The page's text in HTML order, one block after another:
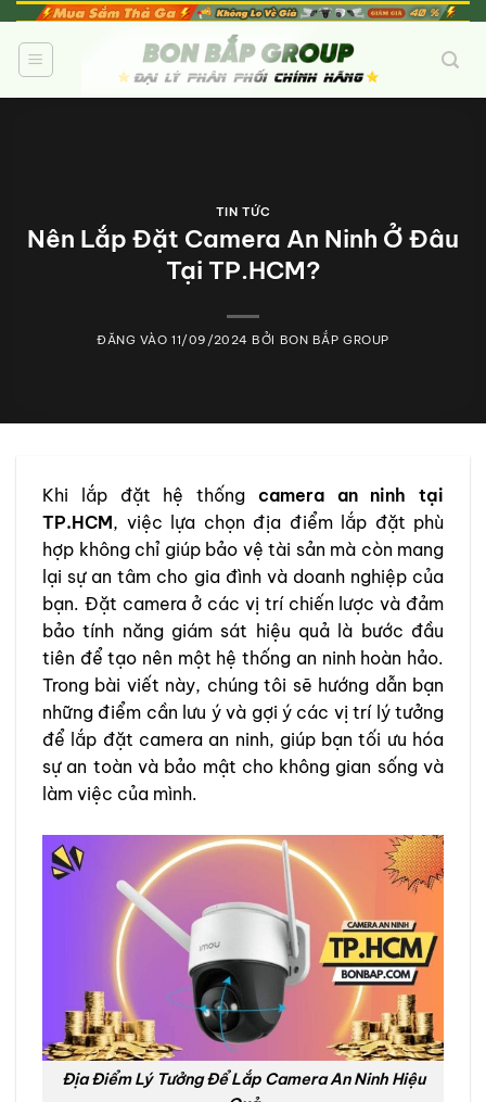
qua
dung
TIN TỨC
Nên Lắp Đặt Camera An Ninh Ở Đâu
Tại TP.HCM?
ĐĂNG VÀO11/09/2024 BỞI BON BẮP GROUP
Khi lắp đặt hệ thống camera an ninh tại
TP.HCM, việc lựa chọn địa điểm lắp đặt phù
hợp không chỉ giúp bảo vệ tài sản mà còn mang
lại sự an tâm cho gia đình và doanh nghiệp của
bạn. Đặt camera ở các vị trí chiến lược và đảm
bảo tính năng giám sát hiệu quả là bước đầu
tiên để tạo nên một hệ thống an ninh hoàn hảo.
Trong bài viết này, chúng tôi sẽ hướng dẫn bạn
những điểm cần lưu ý và gợi ý các vị trí lý tưởng
để lắp đặt camera an ninh, giúp bạn tối ưu hóa
sự an toàn và bảo mật cho không gian sống và
làm việc của mình.
Địa Điểm Lý Tưởng Để Lắp Camera An Ninh Hiệu